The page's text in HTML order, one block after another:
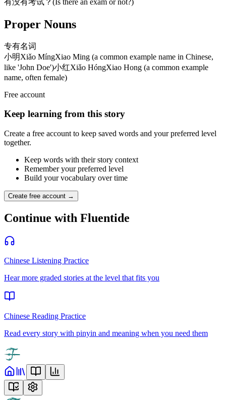
Proper Nouns
专有名词
小明Xiǎo MíngXiao Ming (a common example name in Chinese,
like 'John Doe')小红Xiǎo HóngXiao Hong (a common example
name, often female)
Free account
Keep learning from this story
Create a free account to keep saved words and your preferred level
together.
Keep words with their story context
Remember your preferred level
Build your vocabulary over time
Create free account →
Continue with Fluentide
Chinese Listening Practice
Hear more graded stories at the level that fits you
Chinese Reading Practice
Read every story with pinyin and meaning when you need them